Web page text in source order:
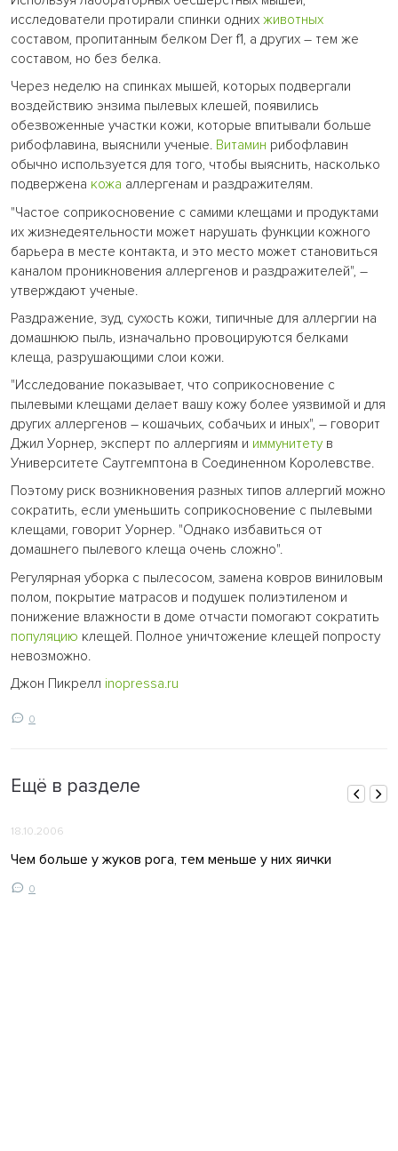
исследователи протирали спинки одних животных
составом, пропитанным белком Der f1, а других – тем же
составом, но без белка.
Через неделю на спинках мышей, которых подвергали
воздействию энзима пылевых клешей, появились
обезвоженные участки кожи, которые впитывали больше
рибофлавина, выяснили ученые. Витамин рибофлавин
обычно используется для того, чтобы выяснить, насколько
подвержена кожа аллергенам и раздражителям.
"Частое соприкосновение с самими клещами и продуктами
их жизнедеятельности может нарушать функции кожного
барьера в месте контакта, и это место может становиться
каналом проникновения аллергенов и раздражителей", –
утверждают ученые.
Раздражение, зуд, сухость кожи, типичные для аллергии на
домашнюю пыль, изначально провоцируются белками
клеща, разрушающими слои кожи.
"Исследование показывает, что соприкосновение с
пылевыми клещами делает вашу кожу более уязвимой и для
других аллергенов – кошачьих, собачьих и иных", – говорит
Джил Уорнер, эксперт по аллергиям и иммунитетув
Университете Саутгемптона в Соединенном Королевстве.
Поэтому риск возникновения разных типов аллергий можно
сократить, если уменьшить соприкосновение с пылевыми
клещами, говорит Уорнер. "Однако избавиться от
домашнего пылевого клеща очень сложно".
Регулярная уборка с пылесосом, замена ковров виниловым
полом, покрытие матрасов и подушек полиэтиленом и
понижение влажности в доме отчасти помогают сократить
популяцию клещей. Полное уничтожение клещей попросту
невозможно.
Джон Пикрелл inopressa.ru
0
Ещё в разделе
18.10.2006
Чем больше у жуков рога, тем меньше у них яички
0